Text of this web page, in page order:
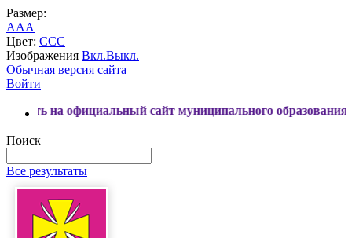
Размер:
AAA
Цвет: CCC
Изображения Вкл.Выкл.
Обычная версия сайта
Войти
сайт муниципального образования Динской
Поиск
Все результаты